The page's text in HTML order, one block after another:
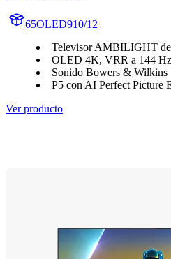
65OLED910/12
Televisor AMBILIGHT
OLED 4K, VRR a 144 Hz
Sonido Bowers & Wilkins
P5 con AI Perfect Picture
Ver producto